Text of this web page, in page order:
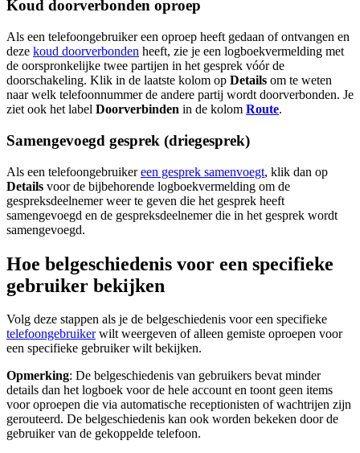
Koud doorverbonden oproep
Als een telefoongebruiker een oproep heeft gedaan of ontvangen en
deze koud doorverbonden heeft, zie je een logboekvermelding met
de oorspronkelijke twee partijen in het gesprek vóór de
doorschakeling. Klik in de laatste kolom op Details om te weten
naar welk telefoonnummer de andere partij wordt doorverbonden. Je
ziet ook het label Doorverbinden in de kolom Route.
Samengevoegd gesprek (driegesprek)
Als een telefoongebruikereen gesprek samenvoegt, klik dan op
Details voor de bijbehorende logboekvermelding om de
gespreksdeelnemer weer te geven die het gesprek heeft
samengevoegd en de gespreksdeelnemer die in het gesprek wordt
samengevoegd.
Hoe belgeschiedenis voor een specifieke
gebruiker bekijken
Volg deze stappen als je de belgeschiedenis voor een specifieke
telefoongebruikerwilt weergeven of alleen gemiste oproepen voor
een specifieke gebruiker wilt bekijken.
Opmerking: De belgeschiedenis van gebruikers bevat minder
details dan het logboek voor de hele account en toont geen items
voor oproepen die via automatische receptionisten of wachtrijen zijn
gerouteerd. De belgeschiedenis kan ook worden bekeken door de
gebruiker van de gekoppelde telefoon.